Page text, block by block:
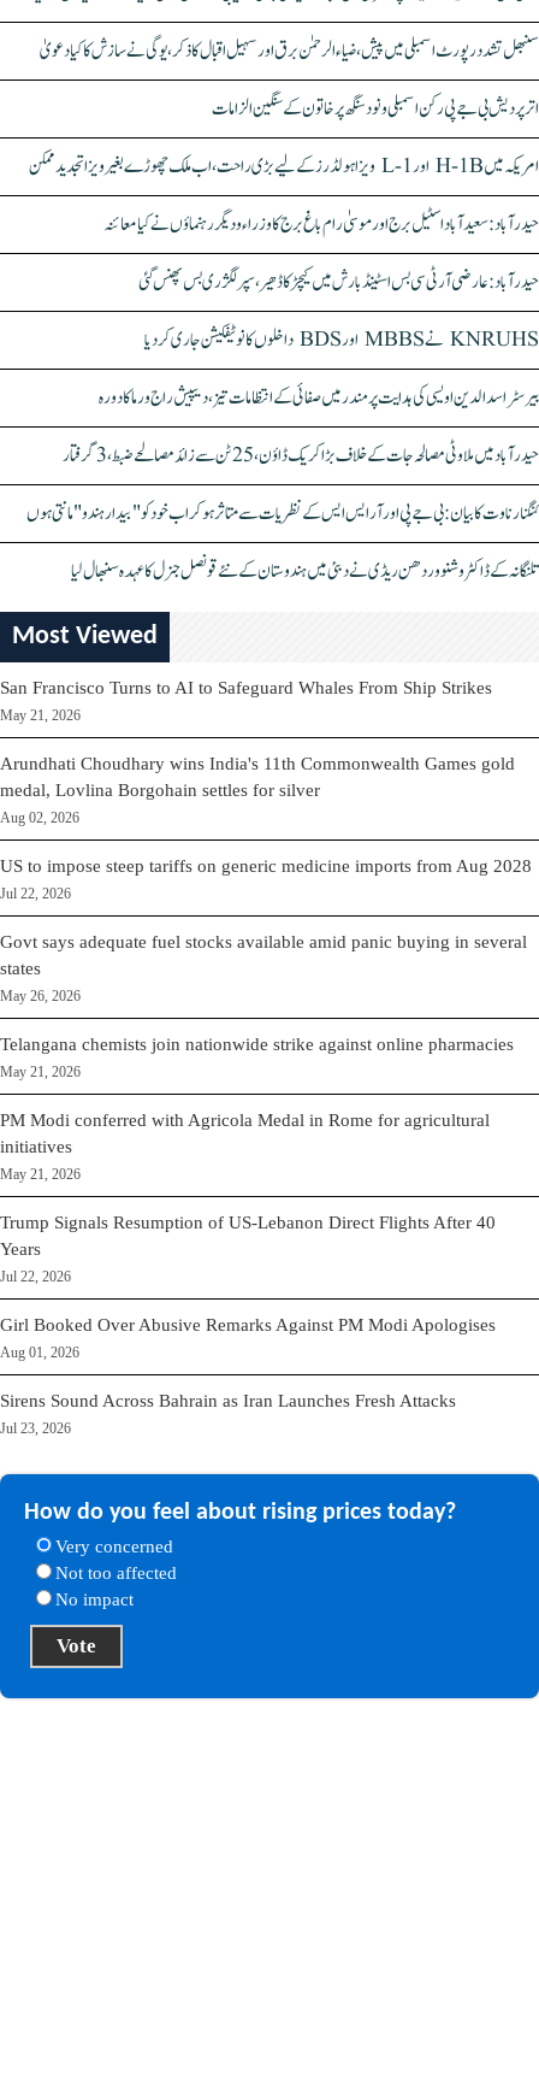
سنبھل تشدد رپورٹ اسمبلی میں پیش، ضیاء الرحمٰن برق اور سہیل اقبال کا ذکر، یوگی نے سازش کا کیا دعویٰ
اتر پردیش بی جے پی رکن اسمبلی ونود سنگھ پر خاتون کے سنگین الزامات
امریکہ میں H-1B اور L-1 ویزا ہولڈرز کے لیے بڑی راحت، اب ملک چھوڑے بغیر ویزا تجدید ممکن
حیدرآباد: سعیدآباد اسٹیل برج اور موسیٰ رام باغ برج کا وزراء و دیگر رہنماؤں نے کیا معائنہ
حیدرآباد: عارضی آر ٹی سی بس اسٹینڈ بارش میں کیچڑ کا ڈھیر، سپر لگژری بس پھنس گئی
KNRUHS نے MBBS اور BDS داخلوں کا نوٹیفکیشن جاری کر دیا
بیرسٹر اسدالدین اویسی کی ہدایت پر مندر میں صفائی کے انتظامات تیز، دیپیش راج ورما کا دورہ
حیدرآباد میں ملاوٹی مصالحہ جات کے خلاف بڑا کریک ڈاؤن، 25 ٹن سے زائد مصالحے ضبط، 3 گرفتار
کنگنا رناوت کا بیان: بی جے پی اور آر ایس ایس کے نظریات سے متاثر ہو کر اب خود کو "بیدار ہندو" مانتی ہوں
تلنگانہ کے ڈاکٹر وشنو وردھن ریڈی نے دبئی میں ہندوستان کے نئے قونصل جنرل کا عہدہ سنبھال لیا
Most Viewed
San Francisco Turns to AI to Safeguard Whales From Ship Strikes
May 21, 2026
Arundhati Choudhary wins India's 11th Commonwealth Games gold
medal, Lovlina Borgohain settles for silver
Aug 02, 2026
US to impose steep tariffs on generic medicine imports from Aug 2028
Jul 22, 2026
Govt says adequate fuel stocks available amid panic buying in several
states
May 26, 2026
Telangana chemists join nationwide strike against online pharmacies
May 21, 2026
PM Modi conferred with Agricola Medal in Rome for agricultural
initiatives
May 21, 2026
Trump Signals Resumption of US-Lebanon Direct Flights After 40
Years
Jul 22, 2026
Girl Booked Over Abusive Remarks Against PM Modi Apologises
Aug 01, 2026
Sirens Sound Across Bahrain as Iran Launches Fresh Attacks
Jul 23, 2026
How do you feel about rising prices today?
Very concerned
Not too affected
No impact